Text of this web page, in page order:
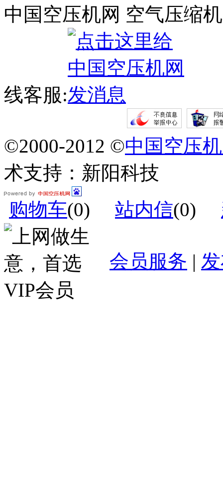
中国空压机网 空气压缩
线客服:
©2000-2012 ©中国空压
术支持：新阳科技
购物车(0) 站内信(0)
会员服务 |